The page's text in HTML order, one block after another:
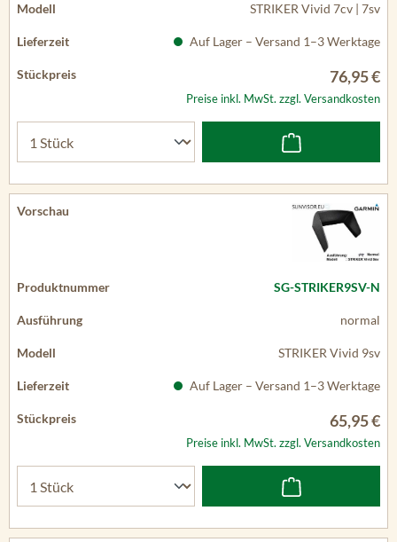
STRIKER Vivid 7cv | 7sv
Auf Lager – Versand 1–3 Werktage
76,95 €
Preise inkl. MwSt. zzgl. Versandkosten
SG-STRIKER9SV-N
normal
STRIKER Vivid 9sv
Auf Lager – Versand 1–3 Werktage
65,95 €
Preise inkl. MwSt. zzgl. Versandkosten